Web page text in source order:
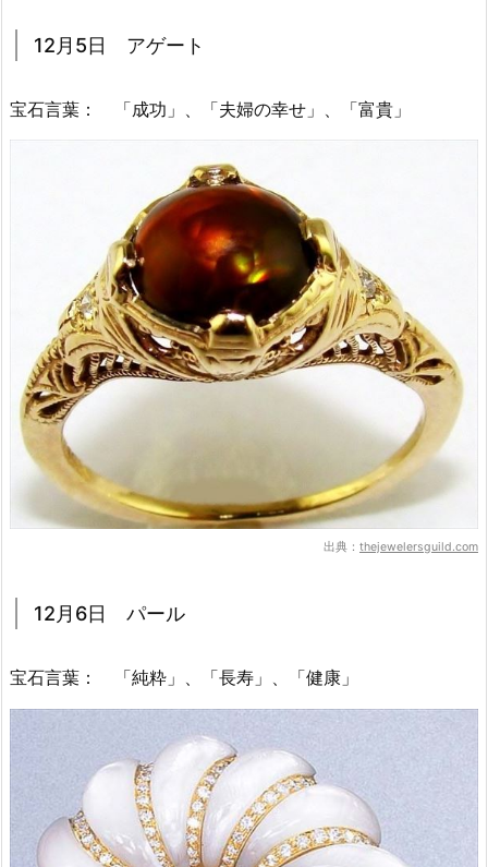
12月5日 アゲート
宝石言葉： 「成功」、「夫婦の幸せ」、「富貴」
出典： thejewelersguild.com
12月6日 パール
宝石言葉： 「純粋」、「長寿」、「健康」